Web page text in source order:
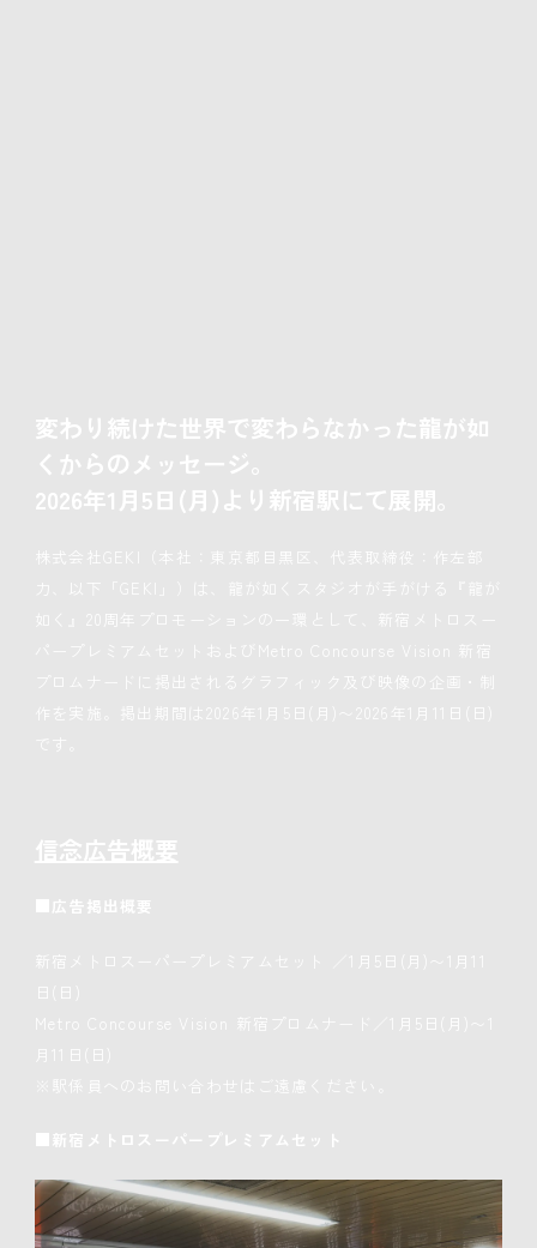
変わり続けた世界で変わらなかった龍が如
くからのメッセージ。
2026年1月5日(月)より新宿駅にて展開。
株式会社GEKI（本社：東京都目黒区、代表取締役：作左部
力、以下「GEKI」）は、龍が如くスタジオが手がける『龍が
如く』20周年プロモーションの一環として、新宿メトロスー
パープレミアムセットおよびMetro Concourse Vision 新宿
プロムナードに掲出されるグラフィック及び映像の企画・制
作を実施。掲出期間は2026年1月5日(月)〜2026年1月11日(日)
です。
信念広告概要
■広告掲出概要
新宿メトロスーパープレミアムセット ／1月5日(月)〜1月11
日(日)
Metro Concourse Vision 新宿プロムナード／1月5日(月)〜1
月11日(日)
※駅係員へのお問い合わせはご遠慮ください。
■新宿メトロスーパープレミアムセット